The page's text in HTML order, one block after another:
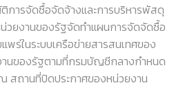
ซื้อจัดจ้างและการบริหารพัสดุ
วยงานของรัฐจัดทำแผนการจัดจัดซื้อ
พร่ในระบบเครือข่ายสารสนเทศของ
นของรัฐตามที่กรมบัญชีกลางกำหนด
สถานที่ปิดประกาศของหน่วยงาน